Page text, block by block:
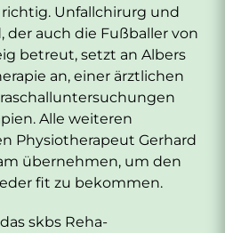
Unfallchirurg und
der auch die Fußballer von
betreut, setzt an Albers
an, einer ärztlichen
Alle weiteren
Physiotherapeut Gerhard
übernehmen, um den
fit zu bekommen.
skbs Reha-